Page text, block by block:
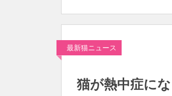
最新猫ニュース
猫が熱中症に